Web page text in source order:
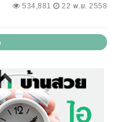
534,881 22 พ.ย. 2558